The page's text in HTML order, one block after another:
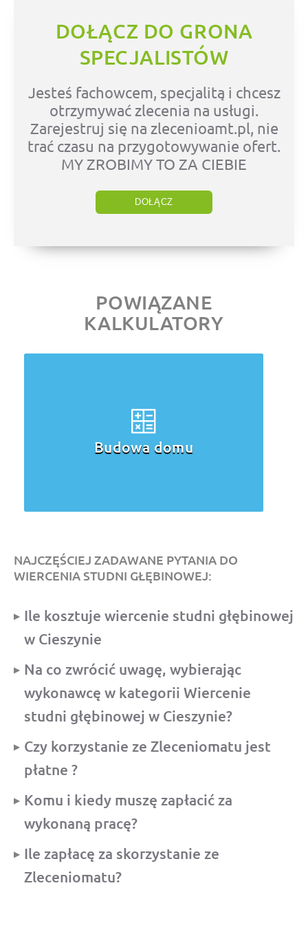
DOŁĄCZ DO GRONA
SPECJALISTÓW
Jesteś fachowcem, specjalitą i chcesz
otrzymywać zlecenia na usługi.
Zarejestruj się na zlecenioamt.pl, nie
trać czasu na przygotowywanie ofert.
MY ZROBIMY TO ZA CIEBIE
DOŁĄCZ
POWIĄZANE
KALKULATORY
Budowa domu
NAJCZĘŚCIEJ ZADAWANE PYTANIA DO
WIERCENIA STUDNI GŁĘBINOWEJ:
Ile kosztuje wiercenie studni głębinowej
w Cieszynie
Na co zwrócić uwagę, wybierając
wykonawcę w kategorii Wiercenie
studni głębinowej w Cieszynie?
Czy korzystanie ze Zleceniomatu jest
płatne ?
Komu i kiedy muszę zapłacić za
wykonaną pracę?
Ile zapłacę za skorzystanie ze
Zleceniomatu?